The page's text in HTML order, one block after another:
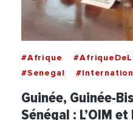
#Afrique
#Senegal
Guinée, Guinée-
Sénégal : L’OIM